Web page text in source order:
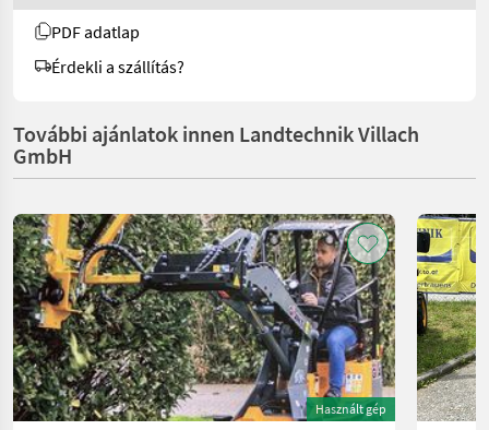
PDF adatlap
Érdekli a szállítás?
További ajánlatok innen Landtechnik Villach
GmbH
Használt gép